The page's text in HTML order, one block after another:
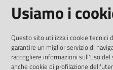
on line
Eventi
Chiedi al
solo alle condizioni
comunitaria 2003/98/CE e
Usiamo i
Questo sito utilizza i cookie tecnici
garantire un miglior servizio di
raccogliere informazioni sull'uso
anche cookie di profilazione